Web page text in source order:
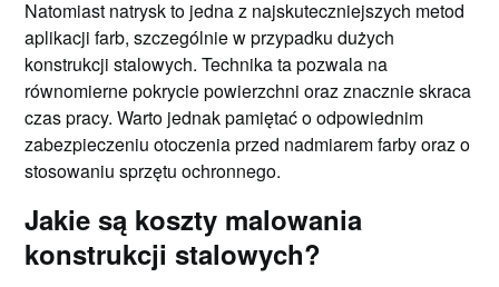
Natomiast natrysk to jedna z najskuteczniejszych metod
aplikacji farb, szczególnie w przypadku dużych
konstrukcji stalowych. Technika ta pozwala na
równomierne pokrycie powierzchni oraz znacznie skraca
czas pracy. Warto jednak pamiętać o odpowiednim
zabezpieczeniu otoczenia przed nadmiarem farby oraz o
stosowaniu sprzętu ochronnego.
Jakie są koszty malowania
konstrukcji stalowych?